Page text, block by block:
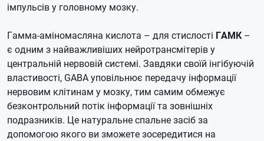
імпульсів у головному мозку.
Гамма-аміномасляна кислота – для стислості ГАМК –
є одним з найважливіших нейротрансмітерів у
центральній нервовій системі. Завдяки своїй інгібуючій
властивості, GABA уповільнює передачу інформації
нервовим клітинам у мозку, тим самим обмежує
безконтрольний потік інформації та зовнішніх
подразників. Це натуральне спальне засіб за
допомогою якого ви зможете зосередитися на